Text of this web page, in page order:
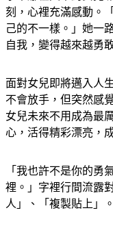
己的不一樣。」她一
自我，變得越來越勇
不會放手，但突然感
女兒未來不用成為最
心，活得精彩漂亮，
裡。」字裡行間流露
人」、「複製貼上」